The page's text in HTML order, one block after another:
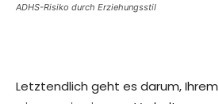
ADHS-Risiko durch Erziehungsstil
Letztendlich geht es darum,